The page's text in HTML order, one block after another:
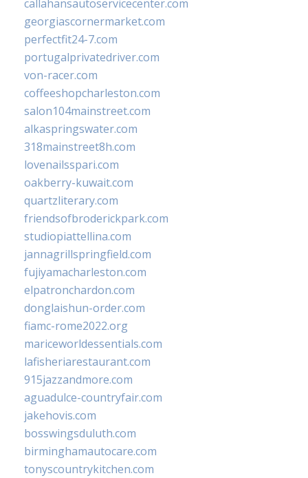
callahansautoservicecenter.com
georgiascornermarket.com
perfectfit24-7.com
portugalprivatedriver.com
von-racer.com
coffeeshopcharleston.com
salon104mainstreet.com
alkaspringswater.com
318mainstreet8h.com
lovenailsspari.com
oakberry-kuwait.com
quartzliterary.com
friendsofbroderickpark.com
studiopiattellina.com
jannagrillspringfield.com
fujiyamacharleston.com
elpatronchardon.com
donglaishun-order.com
fiamc-rome2022.org
mariceworldessentials.com
lafisheriarestaurant.com
915jazzandmore.com
aguadulce-countryfair.com
jakehovis.com
bosswingsduluth.com
birminghamautocare.com
tonyscountrykitchen.com